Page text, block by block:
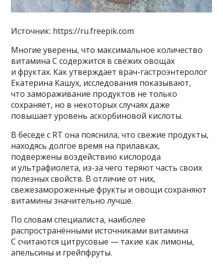
Источник: https://ru.freepik.com
Многие уверены, что максимальное количество
витамина C содержится в свежих овощах
и фруктах. Как утверждает врач-гастроэнтеролог
Екатерина Кашух, исследования показывают,
что замораживание продуктов не только
сохраняет, но в некоторых случаях даже
повышает уровень аскорбиновой кислоты.
В беседе с RT она пояснила, что свежие продукты,
находясь долгое время на прилавках,
подвержены воздействию кислорода
и ультрафиолета, из-за чего теряют часть своих
полезных свойств. В отличие от них,
свежезамороженные фрукты и овощи сохраняют
витамины значительно лучше.
По словам специалиста, наиболее
распространёнными источниками витамина
C считаются цитрусовые — такие как лимоны,
апельсины и грейпфруты.